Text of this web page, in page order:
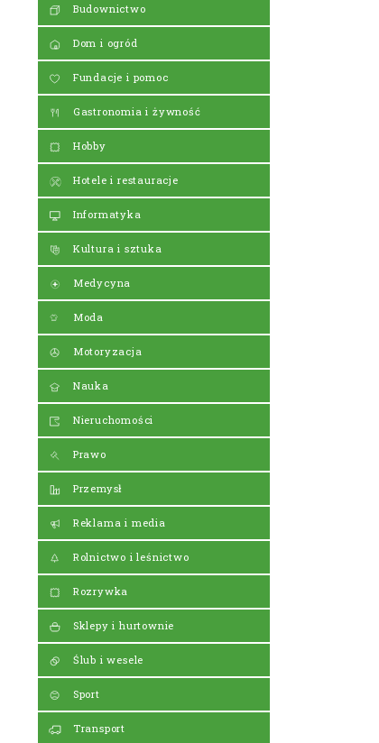
Budownictwo
Dom i ogród
Fundacje i pomoc
Gastronomia i żywność
Hobby
Hotele i restauracje
Informatyka
Kultura i sztuka
Medycyna
Moda
Motoryzacja
Nauka
Nieruchomości
Prawo
Przemysł
Reklama i media
Rolnictwo i leśnictwo
Rozrywka
Sklepy i hurtownie
Ślub i wesele
Sport
Transport